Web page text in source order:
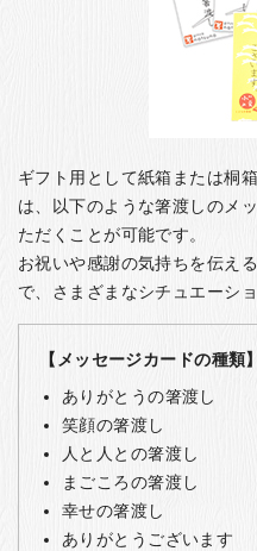
ギフト用として紙箱または桐
は、以下のような箸渡しのメ
ただくことが可能です。
お祝いや感謝の気持ちを伝え
で、さまざまなシチュエーシ
【メッセージカードの種類】
ありがとうの箸渡し
笑顔の箸渡し
人と人との箸渡し
まごころの箸渡し
幸せの箸渡し
ありがとうございます